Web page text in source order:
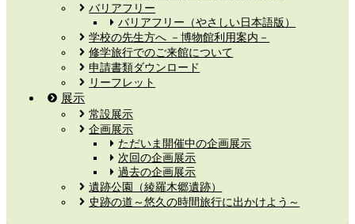
バリアフリー
バリアフリー（やさしい日本語版）
学校の先生方へ －博物館利用案内－
修学旅行でのご来館について
申請書類ダウンロード
リーフレット
展示
常設展示
企画展示
ただいま開催中の企画展示
次回の企画展示
過去の企画展示
遺跡公園（綾羅木郷遺跡）
史跡の道～悠久の時間旅行に出かけよう～